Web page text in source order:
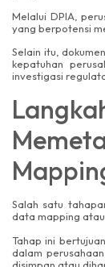
Melalui DPIA,
yang berpotensi
Selain itu,
kepatuhan
investigasi
Salah satu
data mapping
Tahap ini
dalam
disimpan atau